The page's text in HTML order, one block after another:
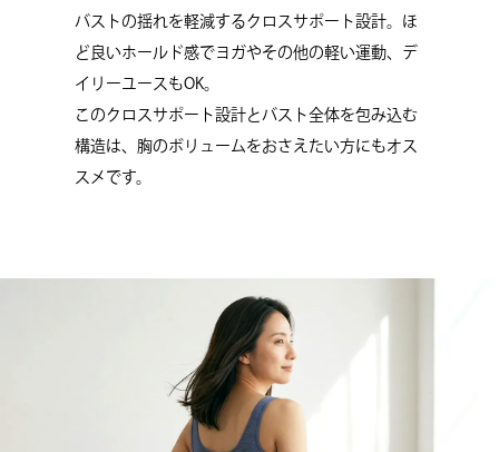
バストの揺れを軽減するクロスサポート設計。ほ
ど良いホールド感でヨガやその他の軽い運動、デ
イリーユースもOK。
このクロスサポート設計とバスト全体を包み込む
構造は、胸のボリュームをおさえたい方にもオス
スメです。